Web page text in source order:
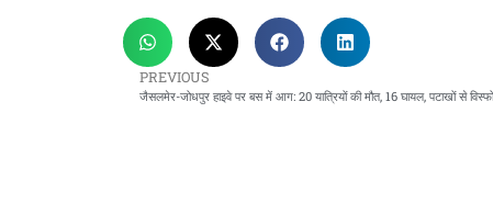
PREVIOUS